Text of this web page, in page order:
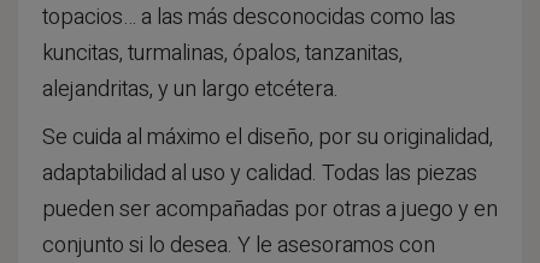
topacios… a las más desconocidas como las
kuncitas, turmalinas, ópalos, tanzanitas,
alejandritas, y un largo etcétera.
Se cuida al máximo el diseño, por su originalidad,
adaptabilidad al uso y calidad. Todas las piezas
pueden ser acompañadas por otras a juego y en
conjunto si lo desea. Y le asesoramos con